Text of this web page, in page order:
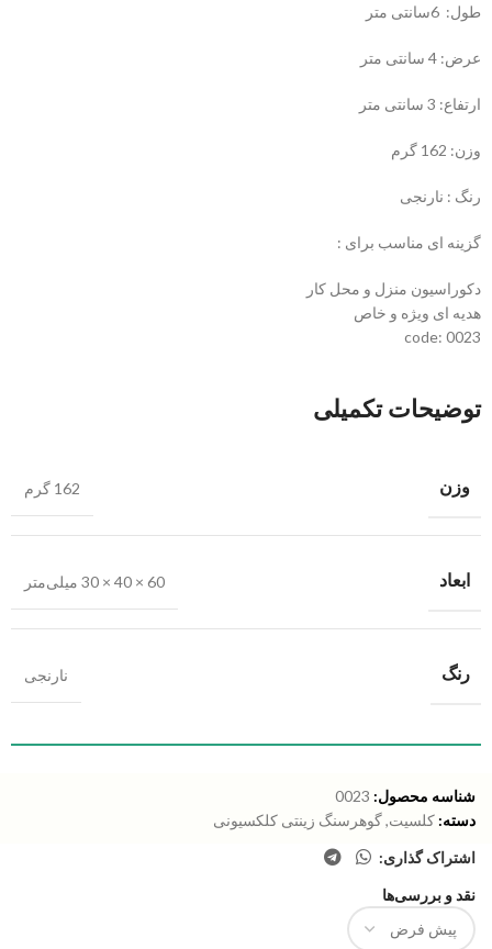
طول: 6سانتی متر
عرض: 4 سانتی متر
ارتفاع: 3 سانتی متر
وزن: 162 گرم
رنگ : نارنجی
گزینه ای مناسب برای :
دکوراسیون منزل و محل کار
هدیه ای ویژه و خاص
code: 0023
توضیحات تکمیلی
وزن 162 گرم
ابعاد 60 × 40 × 30 میلی‌متر
رنگ نارنجی
شناسه محصول: 0023
دسته: کلسیت,گوهرسنگ زینتی کلکسیونی
اشتراک گذاری:
نقد و بررسی‌ها